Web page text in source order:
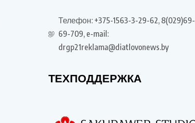
Телефон: +375-1563-3-29-62, 8(029)69-
69-709, e-mail:
drgp21reklama@diatlovonews.by
ТЕХПОДДЕРЖКА